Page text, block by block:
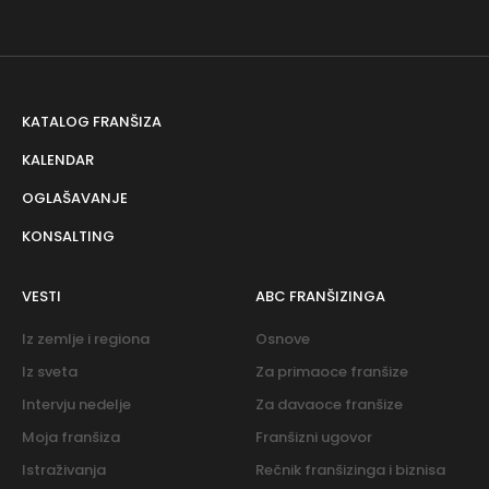
KATALOG FRANŠIZA
KALENDAR
OGLAŠAVANJE
KONSALTING
VESTI
Iz zemlje i regiona
Iz sveta
Intervju nedelje
Moja franšiza
Istraživanja
ABC FRANŠIZINGA
Osnove
Za primaoce franšize
Za davaoce franšize
Franšizni ugovor
Rečnik franšizinga i biznisa